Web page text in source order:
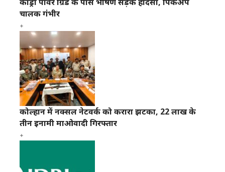
कांड्रा पावर ग्रिड के पास भीषण सड़क हादसा, पिकअप
चालक गंभीर
कोल्हान में नक्सल नेटवर्क को करारा झटका, 22 लाख के
तीन इनामी माओवादी गिरफ्तार